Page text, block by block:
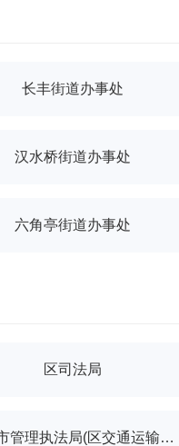
长丰街道办事处
汉水桥街道办事处
六角亭街道办事处
区司法局
区城市管理执法局(区交通运输局、区园林局)